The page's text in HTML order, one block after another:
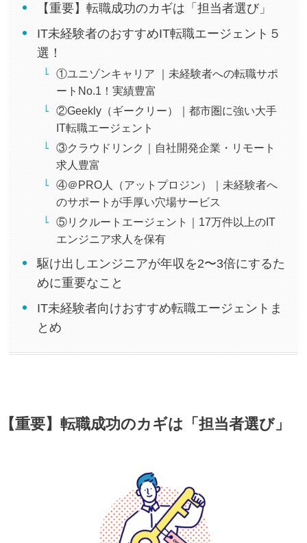
【重要】転職成功のカギは「担当者選び」
IT未経験者のおすすめIT転職エージェント５
選！
①ユニゾンキャリア ｜未経験者への転職サポ
ートNo.1！実績豊富
②Geekly（ギークリー）｜都市圏に強い大手
IT転職エージェント
③クラウドリンク｜自社開発企業・リモート
求人豊富
④＠PRO人（アットプロジン）｜未経験者へ
のサポートが手厚い穴場サービス
⑤リクルートエージェント｜17万件以上のIT
エンジニア求人を保有
駆け出しエンジニアが年収を2〜3倍にするた
めに重要なこと
IT未経験者向けおすすめ転職エージェントま
とめ
【重要】転職成功のカギは「担当者選び」